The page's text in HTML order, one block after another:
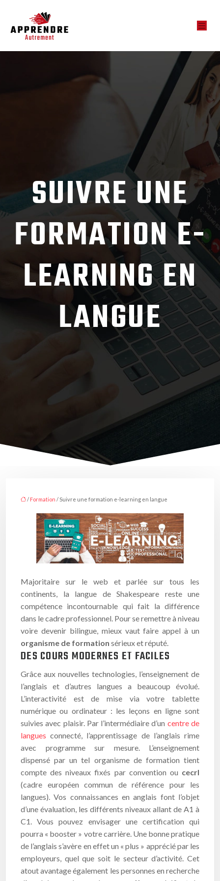
SUIVRE UNE
FORMATION E-
LEARNING EN
LANGUE
/ Formation / Suivre une formation e-learning en langue
Majoritaire sur le web et parlée sur tous les
continents, la langue de Shakespeare reste une
compétence incontournable qui fait la différence
dans le cadre professionnel. Pour se remettre à niveau
voire devenir bilingue, mieux vaut faire appel à un
organisme de formation sérieux et réputé.
DES COURS MODERNES ET FACILES
Grâce aux nouvelles technologies, l’enseignement de
l’anglais et d’autres langues a beaucoup évolué.
L’interactivité est de mise via votre tablette
numérique ou ordinateur : les leçons en ligne sont
suivies avec plaisir. Par l’intermédiaire d’un centre de
langues connecté, l’apprentissage de l’anglais rime
avec programme sur mesure. L’enseignement
dispensé par un tel organisme de formation tient
compte des niveaux fixés par convention ou cecrl
(cadre européen commun de référence pour les
langues). Vos connaissances en anglais font l’objet
d’une évaluation, les différents niveaux allant de A1 à
C1. Vous pouvez envisager une certification qui
pourra « booster » votre carrière. Une bonne pratique
de l’anglais s’avère en effet un « plus » apprécié par les
employeurs, quel que soit le secteur d’activité. Cet
atout avantage également les personnes en recherche